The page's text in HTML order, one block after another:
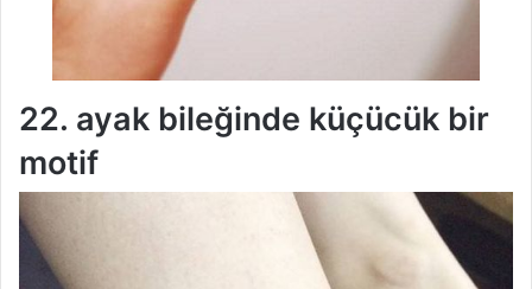
22. ayak bileğinde küçücük bir
motif